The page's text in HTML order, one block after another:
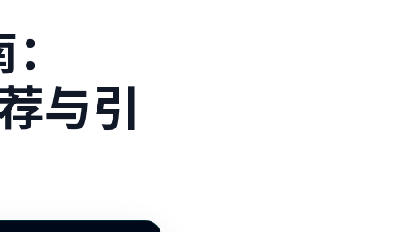
与引